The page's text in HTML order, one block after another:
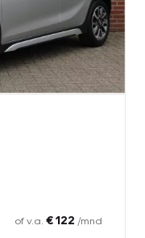
of v.a. € 122 /mnd